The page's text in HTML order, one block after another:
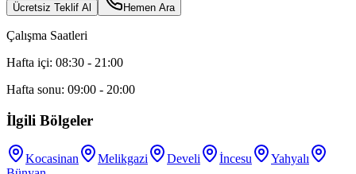
Ücretsiz Teklif Al Hemen Ara
Çalışma Saatleri
Hafta içi: 08:30 - 21:00
Hafta sonu: 09:00 - 20:00
İlgili Bölgeler
Kocasinan Melikgazi Develi İncesu
Yahyalı